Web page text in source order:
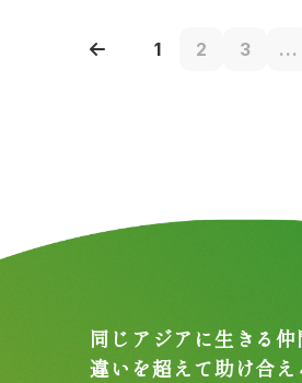
1 2 3 ...
同じアジアに生きる仲
違いを超えて助け合え